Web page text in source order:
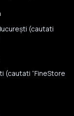
(cautati
(cautati “FineStore